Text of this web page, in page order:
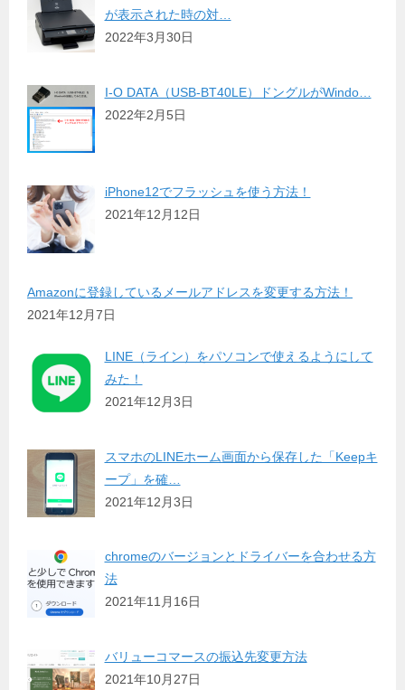
が表示された時の対…
2022年3月30日
I-O DATA（USB-BT40LE）ドングルがWindo…
2022年2月5日
iPhone12でフラッシュを使う方法！
2021年12月12日
Amazonに登録しているメールアドレスを変更する方法！
2021年12月7日
LINE（ライン）をパソコンで使えるようにして
みた！
2021年12月3日
スマホのLINEホーム画面から保存した「Keepキ
ープ」を確…
2021年12月3日
chromeのバージョンとドライバーを合わせる方
法
2021年11月16日
バリューコマースの振込先変更方法
2021年10月27日